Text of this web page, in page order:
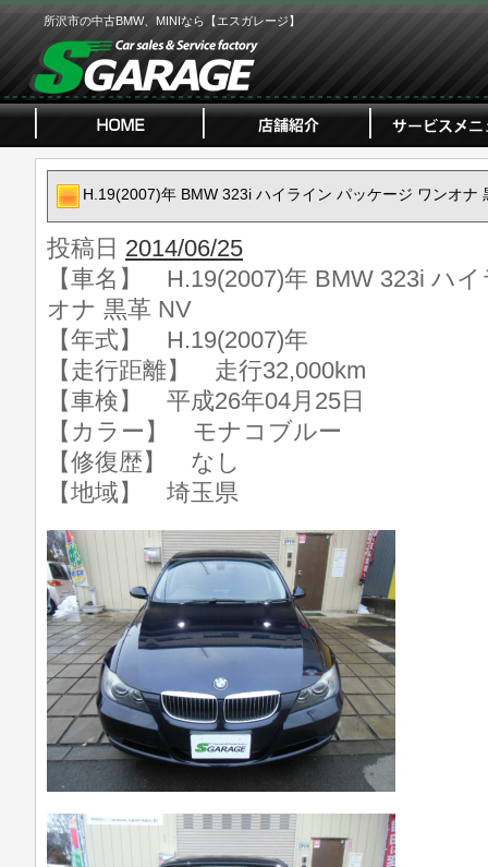
所沢市の中古BMW、MINIなら【エスガレージ】
H.19(2007)年 BMW 323i ハイライン パッケージ ワンオナ
投稿日 2014/06/25
【車名】 H.19(2007)年 BMW 323i ハ
オナ 黒革 NV
【年式】 H.19(2007)年
【走行距離】 走行32,000km
【車検】 平成26年04月25日
【カラー】 モナコブルー
【修復歴】 なし
【地域】 埼玉県